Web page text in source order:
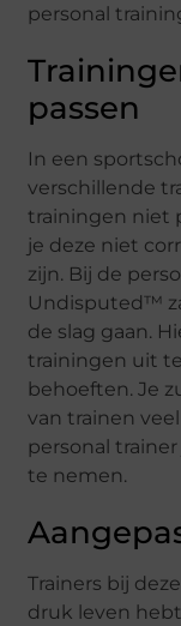
personal
passen
In een
verschillende
trainingen niet
je deze niet
zijn. Bij de
Undisputed™
de slag gaan.
trainingen uit
behoeften. Je
van trainen
personal
te nemen.
Trainers bij
druk leven